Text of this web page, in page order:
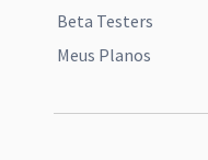
Beta Testers
Meus Planos